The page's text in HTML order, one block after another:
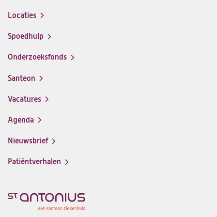
Locaties
Spoedhulp
Onderzoeksfonds
Santeon
(opent
in
nieuwe
Vacatures
(opent
in
nieuwe
Agenda
Nieuwsbrief
Patiëntverhalen